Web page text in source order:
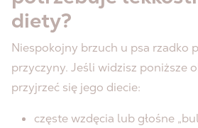
diety?
Niespokojny brzuch u psa rzadko
przyczyny. Jeśli widzisz poniższe
przyjrzeć się jego diecie:
częste wzdęcia lub głośne